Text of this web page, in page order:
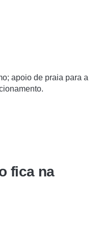
apoio de praia para a
fica na